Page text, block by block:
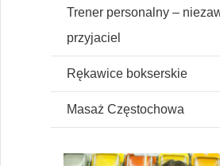
Trener personalny –
przyjaciel
Rękawice bokserskie
Masaż Częstochowa